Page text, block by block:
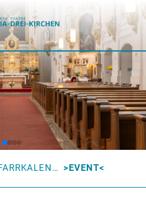
PFARRKALENDER EVENT